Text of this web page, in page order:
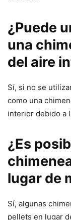
¿Puede
una
del aire
Sí, si no se
como una
interior debido a
¿Es
lugar de
Sí, algunas
pellets en lugar